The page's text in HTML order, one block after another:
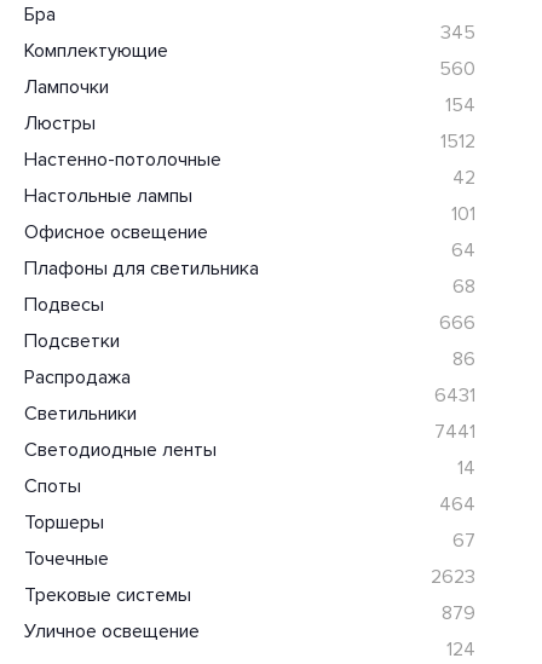
Бра
345
Комплектующие
560
Лампочки
154
Люстры
1512
Настенно-потолочные
42
Настольные лампы
101
Офисное освещение
64
Плафоны для светильника
68
Подвесы
666
Подсветки
86
Распродажа
6431
Светильники
7441
Светодиодные ленты
14
Споты
464
Торшеры
67
Точечные
2623
Трековые системы
879
Уличное освещение
124